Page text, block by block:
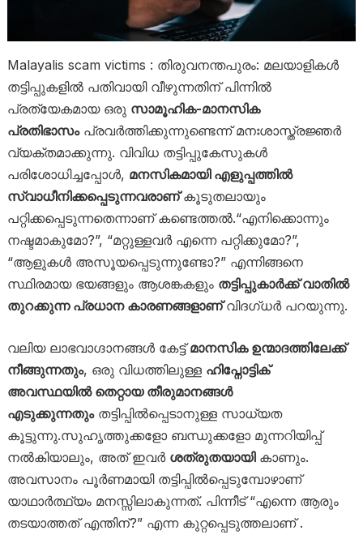
Malayalis scam victims : തിരുവനന്തപുരം: മലയാളികൾ
തട്ടിപ്പുകളിൽ പതിവായി വീഴുന്നതിന് പിന്നിൽ
പ്രത്യേകമായ ഒരു സാമൂഹിക-മാനസിക
പ്രതിഭാസംപ്രവർത്തിക്കുന്നുണ്ടെന്ന് മനഃശാസ്ത്രജ്ഞർ
വ്യക്തമാക്കുന്നു. വിവിധ തട്ടിപ്പുകേസുകൾ
പരിശോധിച്ചപ്പോൾ, മനസികമായി എളുപ്പത്തിൽ
സ്വാധീനിക്കപ്പെടുന്നവരാണ്കൂടുതലായും
പറ്റിക്കപ്പെടുന്നതെന്നാണ് കണ്ടെത്തൽ.“എനിക്കൊന്നും
നഷ്ടമാകുമോ?”, “മറ്റുള്ളവർ എന്നെ പറ്റിക്കുമോ?”,
“ആളുകൾ അസൂയപ്പെടുന്നുണ്ടോ?” എന്നിങ്ങനെ
സ്ഥിരമായ ഭയങ്ങളും ആശങ്കകളും തട്ടിപ്പുകാർക്ക് വാതിൽ
തുറക്കുന്ന പ്രധാന കാരണങ്ങളാണ്വിദഗ്ധർ പറയുന്നു.
വലിയ ലാഭവാഗ്ദാനങ്ങൾ കേട്ട്മാനസിക ഉന്മാദത്തിലേക്ക്
നീങ്ങുന്നതും, ഒരു വിധത്തിലുള്ള ഹിപ്നോട്ടിക്
അവസ്ഥയിൽ തെറ്റായ തീരുമാനങ്ങൾ
എടുക്കുന്നതുംതട്ടിപ്പിൽപ്പെടാനുള്ള സാധ്യത
കൂട്ടുന്നു.സുഹൃത്തുക്കളോ ബന്ധുക്കളോ മുന്നറിയിപ്പ്
നൽകിയാലും, അത് ഇവർ ശത്രുതയായികാണും.
അവസാനം പൂർണമായി തട്ടിപ്പിൽപ്പെടുമ്പോഴാണ്
യാഥാർത്ഥ്യം മനസ്സിലാകുന്നത്. പിന്നീട് “എന്നെ ആരും
തടയാത്തത് എന്തിന്?” എന്ന കുറ്റപ്പെടുത്തലാണ് .